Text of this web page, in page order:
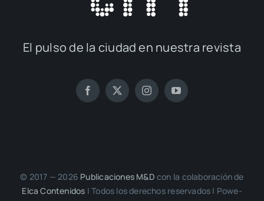
El pul­so de la ciu­dad en nues­tra revis­ta
© 2017 — 2026 Publi­ca­cio­nes M&D con la cola­bo­ra­ción de
Elca Con­te­ni­dos | Todos los dere­chos reser­va­dos | Powe­